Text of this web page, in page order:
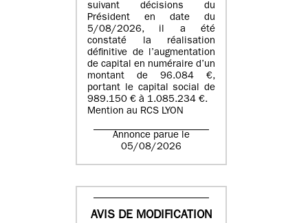
suivant décisions du
Président en date du
5/08/2026, il a été
constaté la réalisation
définitive de l’augmentation
de capital en numéraire d’un
montant de 96.084 €,
portant le capital social de
989.150 € à 1.085.234 €.
Mention au RCS LYON
Annonce parue le
05/08/2026
AVIS DE MODIFICATION